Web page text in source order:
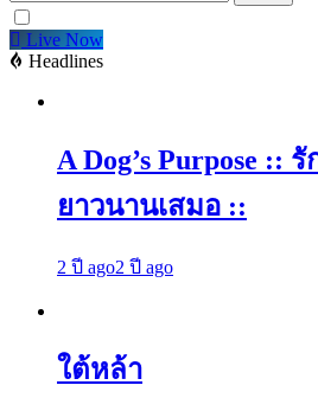
สำหรับ:
Live Now
Headlines
A Dog’s Purpose ::
ยาวนานเสมอ ::
2 ปี ago2 ปี ago
ใต้หล้า